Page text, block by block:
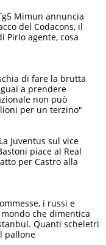
Mimun annuncia
del Codacons, il
Pirlo agente, cosa
di fare la brutta
a prendere
non può
per un terzino"
Juventus sul vice
piace al Real
per Castro alla
i russi e
che dimentica
Quanti scheletri
pallone